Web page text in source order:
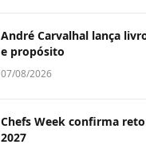
André Carvalhal lança
e propósito
07/08/2026
Chefs Week confirma
2027